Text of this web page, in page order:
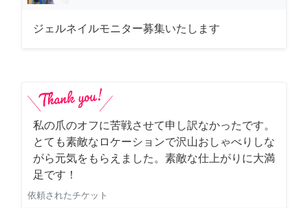
ジェルネイルモニター募集いたします
私の爪のオフに苦戦させて申し訳なかったです。
とても素敵なロケーションで沢山おしゃべりしな
がら元気をもらえました。素敵な仕上がりに大満
足です！
依頼されたチケット